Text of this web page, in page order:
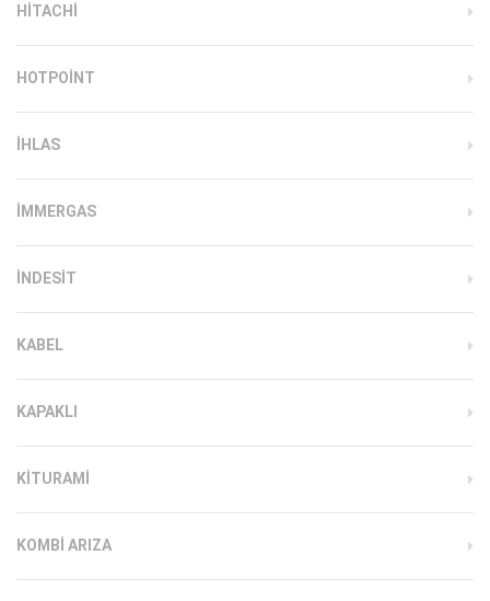
HITACHI
HOTPOINT
IHLAS
İMMERGAS
INDESIT
KABEL
KAPAKLI
KITURAMI
KOMBI ARIZA